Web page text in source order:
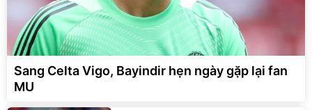
Sang Celta Vigo, Bayindir hẹn ngày gặp lại fan
MU